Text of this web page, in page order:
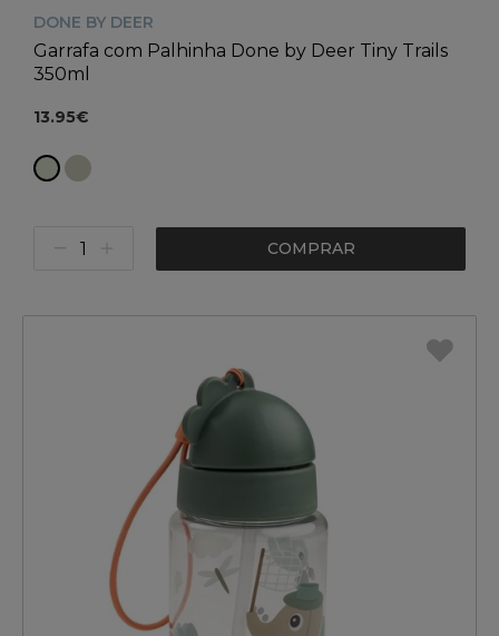
DONE BY DEER
Garrafa com Palhinha Done by Deer Tiny Trails
350ml
13.95€
COMPRAR